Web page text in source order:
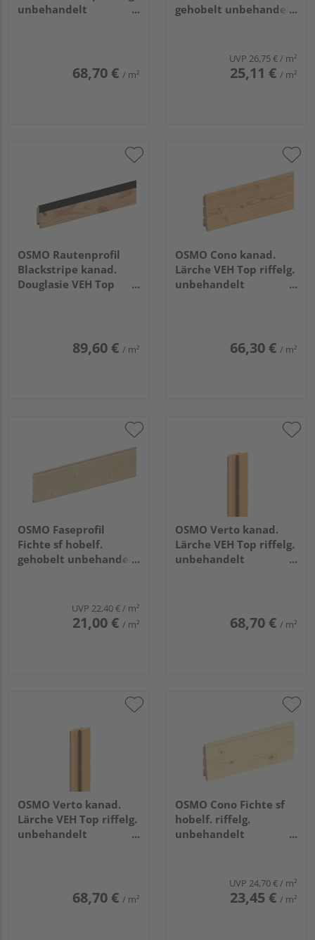
unbehandelt
68,70 € / m²
gehobelt unbehandelt
UVP 26,75 € / m²
25,11 € / m²
OSMO Rautenprofil
Blackstripe kanad.
Douglasie VEH Top
89,60 € / m²
OSMO Cono kanad.
Lärche VEH Top riffelg.
unbehandelt
66,30 € / m²
OSMO Faseprofil
Fichte sf hobelf.
gehobelt unbehandelt
UVP 22,40 €/ m²
21,00 € / m²
OSMO Verto kanad.
Lärche VEH Top riffelg.
unbehandelt
68,70 € / m²
OSMO Verto kanad.
Lärche VEH Top riffelg.
unbehandelt
68,70 € / m²
OSMO Cono Fichte sf
hobelf. riffelg.
unbehandelt
UVP 24,70 €/ m²
23,45 € / m²